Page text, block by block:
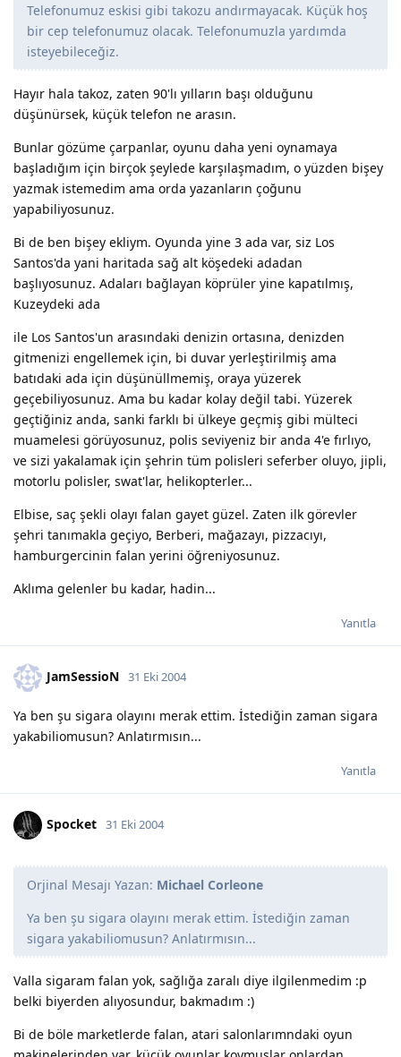
Telefonumuz eskisi gibi takozu andırmayacak. Küçük hoş
bir cep telefonumuz olacak. Telefonumuzla yardımda
isteyebileceğiz.
Hayır hala takoz, zaten 90'lı yılların başı olduğunu
düşünürsek, küçük telefon ne arasın.
Bunlar gözüme çarpanlar, oyunu daha yeni oynamaya
başladığım için birçok şeylede karşılaşmadım, o yüzden bişey
yazmak istemedim ama orda yazanların çoğunu
yapabiliyosunuz.
Bi de ben bişey ekliym. Oyunda yine 3 ada var, siz Los
Santos'da yani haritada sağ alt köşedeki adadan
başlıyosunuz. Adaları bağlayan köprüler yine kapatılmış,
Kuzeydeki ada
ile Los Santos'un arasındaki denizin ortasına, denizden
gitmenizi engellemek için, bi duvar yerleştirilmiş ama
batıdaki ada için düşünüllmemiş, oraya yüzerek
geçebiliyosunuz. Ama bu kadar kolay değil tabi. Yüzerek
geçtiğiniz anda, sanki farklı bi ülkeye geçmiş gibi mülteci
muamelesi görüyosunuz, polis seviyeniz bir anda 4'e fırlıyo,
ve sizi yakalamak için şehrin tüm polisleri seferber oluyo, jipli,
motorlu polisler, swat'lar, helikopterler...
Elbise, saç şekli olayı falan gayet güzel. Zaten ilk görevler
şehri tanımakla geçiyo, Berberi, mağazayı, pizzacıyı,
hamburgercinin falan yerini öğreniyosunuz.
Aklıma gelenler bu kadar, hadin...
Yanıtla
JamSessioN 31 Eki 2004
Ya ben şu sigara olayını merak ettim. İstediğin zaman sigara
yakabiliomusun? Anlatırmısın...
Yanıtla
Spocket 31 Eki 2004
Orjinal Mesajı Yazan: Michael Corleone
Ya ben şu sigara olayını merak ettim. İstediğin zaman
sigara yakabiliomusun? Anlatırmısın...
Valla sigaram falan yok, sağlığa zaralı diye ilgilenmedim :p
belki biyerden alıyosundur, bakmadım :)
Bi de böle marketlerde falan, atari salonlarımndaki oyun